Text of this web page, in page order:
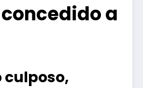
a
culposo,